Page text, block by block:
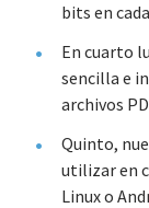
bits en
En cuarto
sencilla e
archivos
Quinto,
utilizar en
Linux o